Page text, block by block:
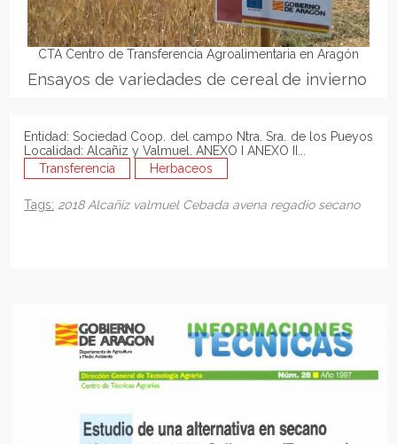
CTA Centro de Transferencia Agroalimentaria en Aragón
Ensayos de variedades de cereal de invierno
Entidad: Sociedad Coop. del campo Ntra. Sra. de los Pueyos
Localidad: Alcañiz y Valmuel. ANEXO I ANEXO II...
Transferencia
Herbaceos
Tags: 2018 Alcañiz valmuel Cebada avena regadio secano